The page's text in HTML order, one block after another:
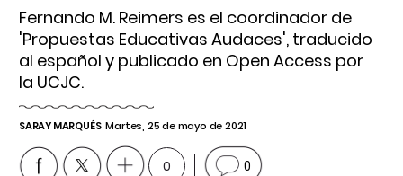
Fernando M. Reimers es el coordinador de
'Propuestas Educativas Audaces', traducido
al español y publicado en Open Access por
la UCJC.
SARAY MARQUÉS Martes, 25 de mayo de 2021
0 0